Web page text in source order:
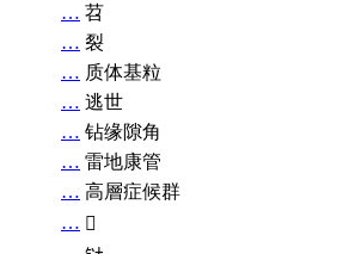
… 苕
… 裂
… 质体基粒
… 逃世
… 钻缘隙角
… 雷地康管
… 高層症候群
… 𧘞